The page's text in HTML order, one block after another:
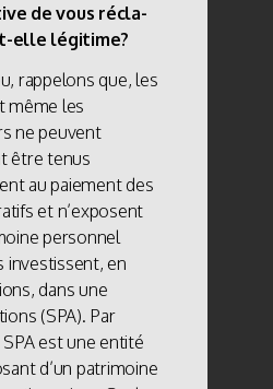
de vous récla-
elle légitime?
rappelons que, les
même les
ne peuvent
être tenus
au paiement des
et n’exposent
personnel
investissent, en
dans une
(SPA). Par
est une entité
d’un patrimoine